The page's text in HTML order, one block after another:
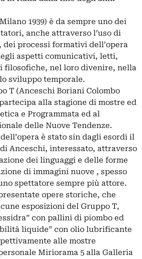
1939) è da sempre uno dei
anche attraverso l’uso di
dei processi formativi dell’opera
aspetti comunicativi, letti,
filosofiche, nel loro divenire, nella
sviluppo temporale.
T (Anceschi Boriani Colombo
alla stagione di mostre ed
e Programmata ed al
delle Nuove Tendenze.
è stato sin dagli esordi il
Anceschi, interessato, attraverso
dei linguaggi e delle forme
di immagini nuove , spesso
spettatore sempre più attore.
opere storiche, che
esposizioni del Gruppo T,
con pallini di piombo ed
liquide” con olio lubrificante
alle mostre
Miriorama 5 alla Galleria